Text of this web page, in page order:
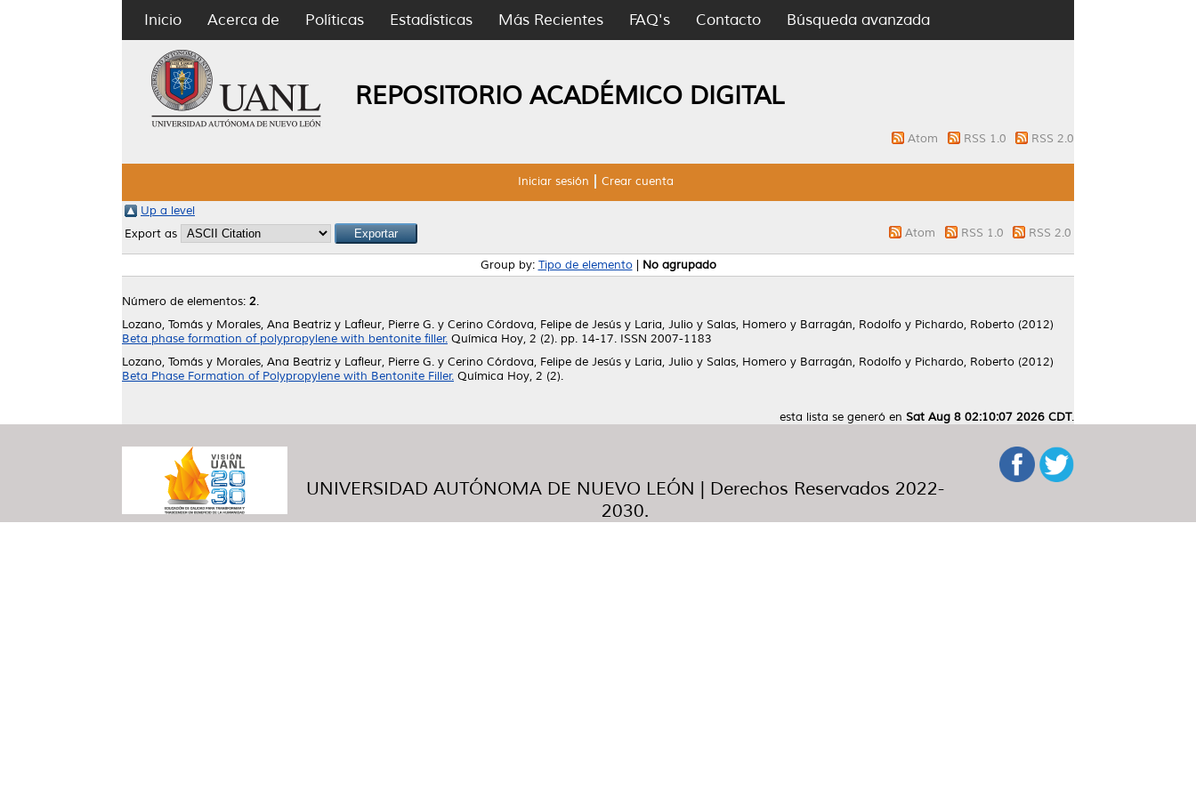
Inicio Acerca de Políticas Estadísticas Más Recientes FAQ's Contacto Búsqueda avanzada
REPOSITORIO ACADÉMICO DIGITAL
Atom RSS 1.0 RSS 2.0
Iniciar sesión Crear cuenta
Up a level
Export as
Atom RSS 1.0 RSS 2.0
Group by: Tipo de elemento| No agrupado
Número de elementos: 2.
Lozano, Tomás y Morales, Ana Beatriz y Lafleur, Pierre G. y Cerino Córdova, Felipe de Jesús y Laria, Julio y Salas, Homero y Barragán, Rodolfo y Pichardo, Roberto (2012)
Beta phase formation of polypropylene with bentonite filler. Química Hoy, 2 (2). pp. 14-17. ISSN 2007-1183
Lozano, Tomás y Morales, Ana Beatriz y Lafleur, Pierre G. y Cerino Córdova, Felipe de Jesús y Laria, Julio y Salas, Homero y Barragán, Rodolfo y Pichardo, Roberto (2012)
Beta Phase Formation of Polypropylene with Bentonite Filler. Química Hoy, 2 (2).
esta lista se generó en Sat Aug 8 02:10:07 2026 CDT.
UNIVERSIDAD AUTÓNOMA DE NUEVO LEÓN | Derechos Reservados 2022-
2030.